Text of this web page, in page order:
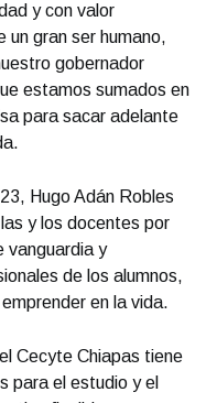
y con valor
un gran ser humano,
gobernador
estamos sumados en
para sacar adelante
Hugo Adán Robles
y los docentes por
vanguardia y
de los alumnos,
en la vida.
Cecyte Chiapas tiene
para el estudio y el